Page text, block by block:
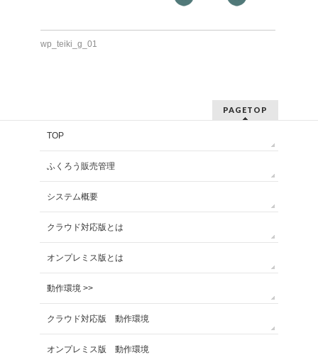
wp_teiki_g_01
PAGETOP
TOP
ふくろう販売管理
システム概要
クラウド対応版とは
オンプレミス版とは
動作環境 >>
クラウド対応版 動作環境
オンプレミス版 動作環境